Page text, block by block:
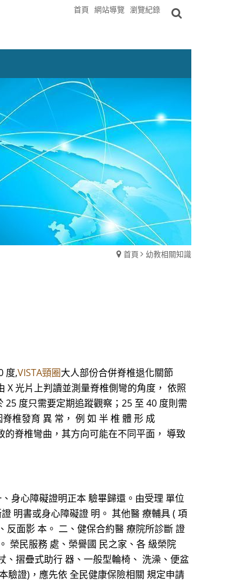
首頁 網站導覽 瀏覽紀錄
首頁 幼教相關知識
度,VISTA頸圈大人部份合併脊椎退化關節
X 光片上判讀並測量脊椎側彎的角度， 依照
度只需要定期追蹤觀察；25 至 40 度則需
椎發育 異 常， 例 如 半 椎 體 形 成
脊椎彎曲，其方向可能在不同平面， 導致
身心障礙證明正本 驗畢歸還。由受理 單位
明書或身心障礙證 明。 其他醫 療輔具 ( 項
反面影 本。 二、健保合約醫 療院所診斷 證
榮民服務 處、榮譽國 民之家、各 級榮院
摺疊式助行 器、一般型輪椅、 洗澡、便盆
驗證)，應先依 全民健康保險相關 規定申請